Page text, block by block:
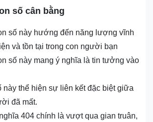
số cân bằng
số này hướng đến năng lượng vĩnh
và tồn tại trong con người bạn
số này mang ý nghĩa là tin tưởng vào
này thể hiện sự liên kết đặc biệt giữa
đã mất.
404 chính là vượt qua gian truân,